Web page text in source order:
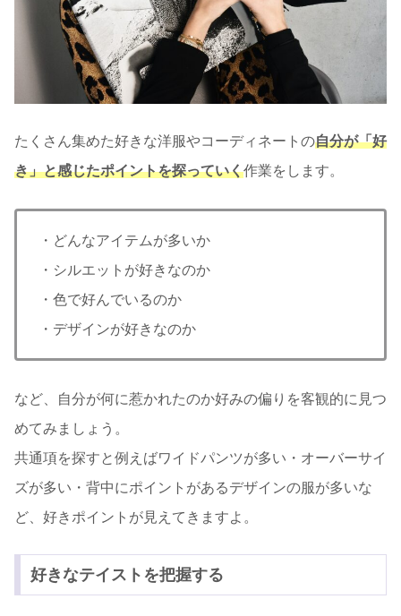
たくさん集めた好きな洋服やコーディネートの自分が「好
き」と感じたポイントを探っていく作業をします。
・どんなアイテムが多いか
・シルエットが好きなのか
・色で好んでいるのか
・デザインが好きなのか
など、自分が何に惹かれたのか好みの偏りを客観的に見つ
めてみましょう。
共通項を探すと例えばワイドパンツが多い・オーバーサイ
ズが多い・背中にポイントがあるデザインの服が多いな
ど、好きポイントが見えてきますよ。
好きなテイストを把握する